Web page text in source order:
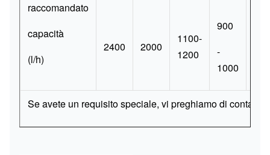
raccomandato
capacità
(l/h)
2400 2000
1100-
1200
900
-
1000
Se avete un requisito speciale, vi preghiamo di